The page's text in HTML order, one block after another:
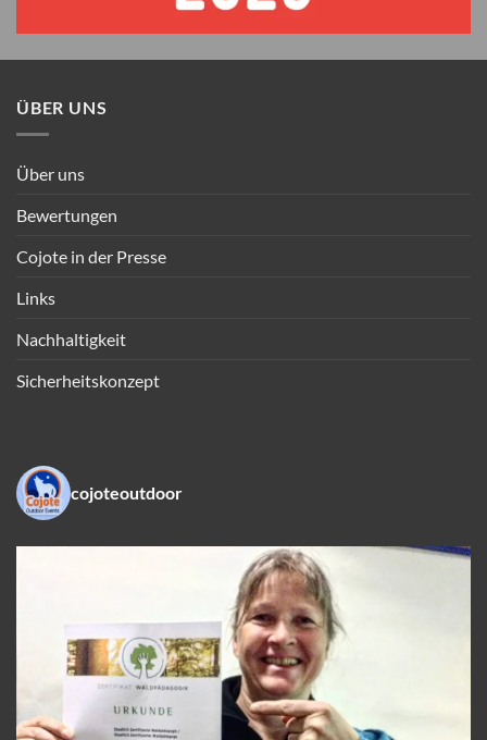
ÜBER UNS
Über uns
Bewertungen
Cojote in der Presse
Links
Nachhaltigkeit
Sicherheitskonzept
cojoteoutdoor